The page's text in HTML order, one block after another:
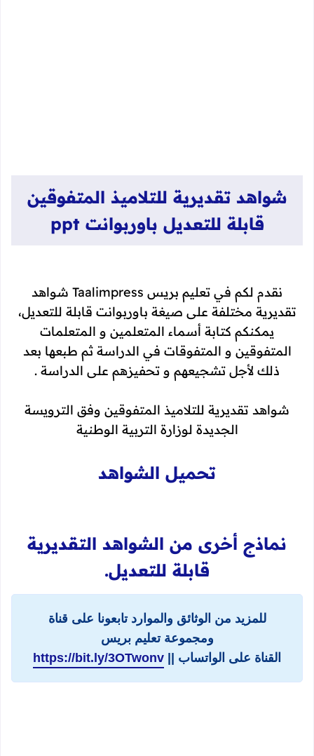
شواهد تقديرية للتلاميذ المتفوقين
قابلة للتعديل باوربوانت ppt
نقدم لكم في تعليم بريس Taalimpress شواهد
تقديرية مختلفة على صيغة باوربوانت قابلة للتعديل،
يمكنكم كتابة أسماء المتعلمين و المتعلمات
المتفوقين و المتفوقات في الدراسة ثم طبعها بعد
ذلك لأجل تشجيعهم و تحفيزهم على الدراسة .
شواهد تقديرية للتلاميذ المتفوقين وفق الترويسة
الجديدة لوزارة التربية الوطنية
تحميل الشواهد
نماذج أخرى من الشواهد التقديرية
قابلة للتعديل.
للمزيد من الوثائق والموارد تابعونا على قناة
ومجموعة تعليم بريس
القناة على الواتساب || https://bit.ly/3OTwonv